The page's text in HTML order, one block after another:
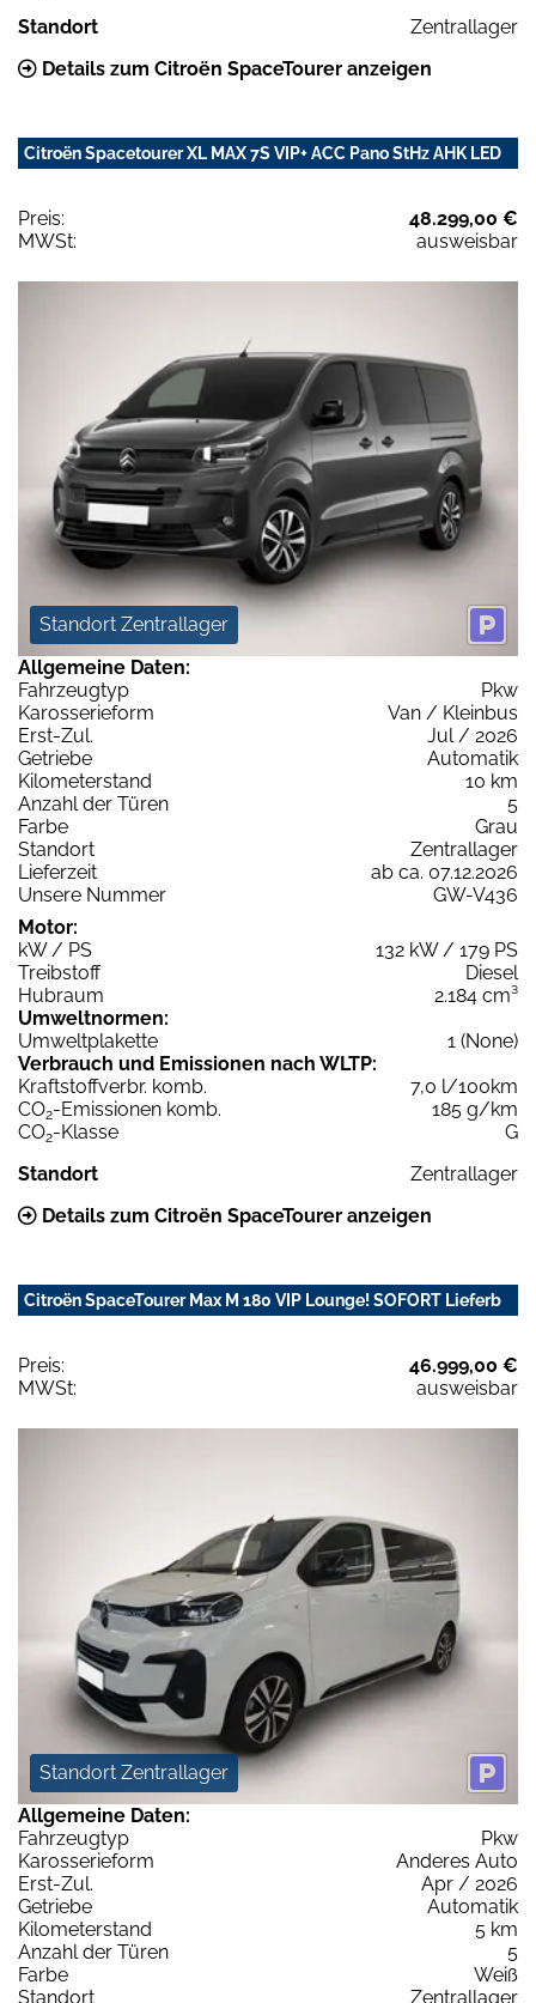
Standort
Zentrallager
Details zum Citroën SpaceTourer anzeigen
Citroën Spacetourer XL MAX 7S VIP+ ACC Pano StHz AHK LED
Preis:
48.299,00 €
MWSt:
ausweisbar
Standort Zentrallager
Allgemeine Daten:
Fahrzeugtyp
Pkw
Karosserieform
Van / Kleinbus
Erst-Zul.
Jul / 2026
Getriebe
Automatik
Kilometerstand
10 km
Anzahl der Türen
5
Farbe
Grau
Standort
Zentrallager
Lieferzeit
ab ca. 07.12.2026
Unsere Nummer
GW-V436
Motor:
kW / PS
132 kW / 179 PS
Treibstoff
Diesel
Hubraum
2.184 cm³
Umweltnormen:
Umweltplakette
1 (None)
Verbrauch und Emissionen nach WLTP:
Kraftstoffverbr. komb.
7,0 l/100km
CO2-Emissionen komb.
185 g/km
CO2-Klasse
G
Standort
Zentrallager
Details zum Citroën SpaceTourer anzeigen
Citroën SpaceTourer Max M 180 VIP Lounge! SOFORT Lieferb
Preis:
46.999,00 €
MWSt:
ausweisbar
Standort Zentrallager
Allgemeine Daten:
Fahrzeugtyp
Pkw
Karosserieform
Anderes Auto
Erst-Zul.
Apr / 2026
Getriebe
Automatik
Kilometerstand
5 km
Anzahl der Türen
5
Farbe
Weiß
Standort
Zentrallager